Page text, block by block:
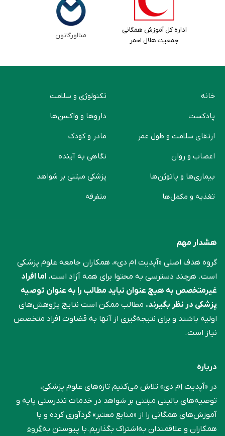
اداره کل آموزش همگانی
جمعیت هلال احمر
متااورگانون
خانه
پادکست
ارتقای سلامت و طول عمر
اعصاب و روان
بیماری‌ها و پاتوژن‌ها
تغذیه و مکمل‌ها
تکنولوژی و سلامت
دارو‌ها و واکسن‌ها
مادر و کودک
نگاهی به آینده
پزشکی مبتنی بر شواهد
متفرقه
هشدار مهم
گروه هدف اصلی «آپدیت ام دی»، همکاران جامعه علوم ‌پزشکی
است. هرچند دسترسی به محتوا برای همه آزاد است، اما افراد
غیرمتخصص به هیچ عنوان نباید مطالب را به عنوان توصیه
پزشکی در نظر بگیرند. مطالب ممکن است نتایج پژوهش‌های
اولیه باشند و برای نتیجه‌گیری از آنها به قضاوت افراد متخصص
نیاز است.
درباره
در «آپدیت اِم دی» تلاش می‌کنیم تازه‌های علوم پزشکی،
توصیه‌های بالینی مبتنی بر شواهد در خدمات تندرستی پایه و
آموزش‌های همگانی را از «منابع معتبر» گردآوری کرده و با
همکاران و علاقمندان به‌اشتراک بگذاریم.با پیوستن بهگروه